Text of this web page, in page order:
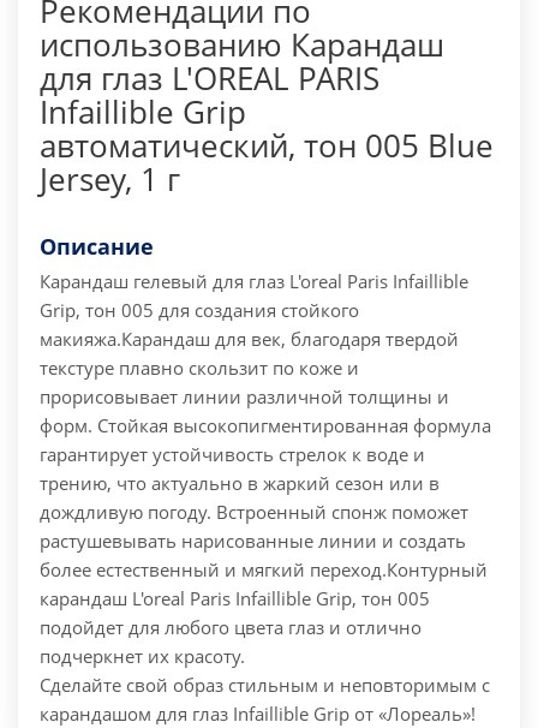
Рекомендации по
использованию Карандаш
для глаз L'OREAL PARIS
Infaillible Grip
автоматический, тон 005 Blue
Jersey, 1 г
Описание
Карандаш гелевый для глаз L'oreal Paris Infaillible
Grip, тон 005 для создания стойкого
макияжа.Карандаш для век, благодаря твердой
текстуре плавно скользит по коже и
прорисовывает линии различной толщины и
форм. Стойкая высокопигментированная формула
гарантирует устойчивость стрелок к воде и
трению, что актуально в жаркий сезон или в
дождливую погоду. Встроенный спонж поможет
растушевывать нарисованные линии и создать
более естественный и мягкий переход.Контурный
карандаш L'oreal Paris Infaillible Grip, тон 005
подойдет для любого цвета глаз и отлично
подчеркнет их красоту.
Сделайте свой образ стильным и неповторимым с
карандашом для глаз Infaillible Grip от «Лореаль»!